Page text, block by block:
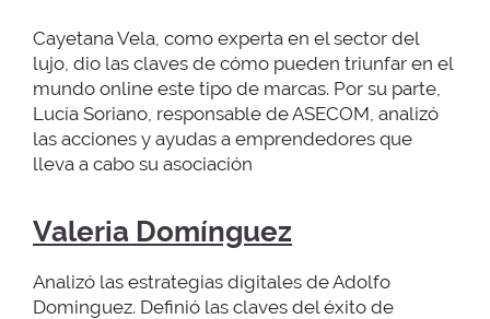
Cayetana Vela, como experta en el sector del
lujo, dio las claves de cómo pueden triunfar en el
mundo online este tipo de marcas. Por su parte,
Lucía Soriano, responsable de ASECOM, analizó
las acciones y ayudas a emprendedores que
lleva a cabo su asociación
Valeria Domínguez
Analizó las estrategias digitales de Adolfo
Dominguez. Definió las claves del éxito de